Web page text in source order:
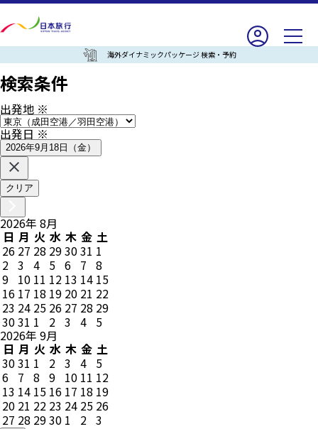
海外ダイナミックパッケージ 検索・予約
検索条件
出発地 ※
出発日※
2026年9月18日（金）
クリア
2026年 8月
日 月 火 水 木 金 土
26 27 28 293031 1
2 3 4 5 6 7 8
9 10 11 12 13 14 15
16 17 18 19 20 21 22
23 24 25 26 27 28 29
3031 1 2 3 4 5
2026年 9月
日 月 火 水 木 金 土
3031 1 2 3 4 5
6 7 8 9 10 11 12
13 14 15 16 17 18 19
20 21 22 23 24 25 26
27 28 2930 1 2 3